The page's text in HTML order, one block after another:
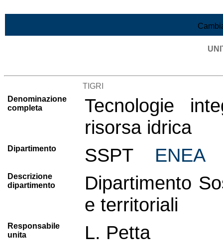
TIGRI
Denominazione
completa
Tecnologie
risorsa idrica
Dipartimento SSPT ENEA
Descrizione
dipartimento
Dipartimento
e territoriali
Responsabile
unita
L. Petta